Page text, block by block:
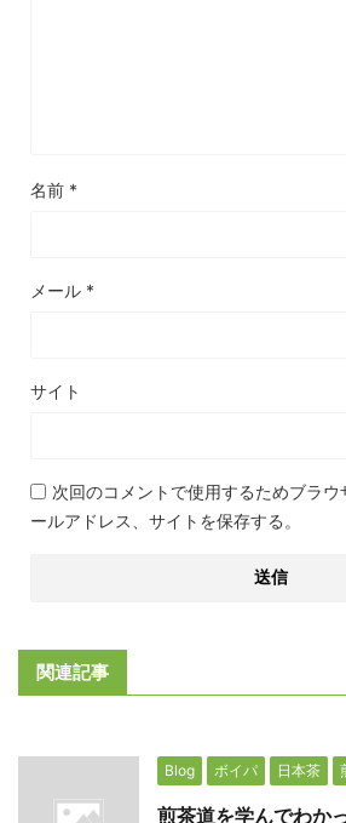
名前 *
メール *
サイト
次回のコメントで使用するためブラウ
ールアドレス、サイトを保存する。
関連記事
Blog ボイパ 日本茶
煎茶道を学んでわか